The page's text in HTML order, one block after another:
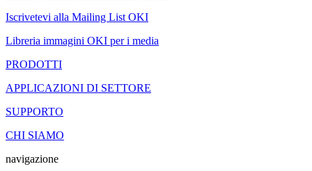
Iscrivetevi alla Mailing List OKI
Libreria immagini OKI per i media
PRODOTTI
APPLICAZIONI DI SETTORE
SUPPORTO
CHI SIAMO
navigazione